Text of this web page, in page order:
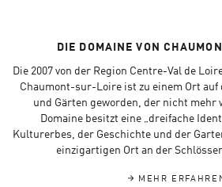
DIE DOMAINE VON
Die 2007 von der Region Centre-Val de
Chaumont-sur-Loire ist zu einem Ort auf
und Gärten geworden, der nicht mehr
Domaine besitzt eine „dreifache
Kulturerbes, der Geschichte und der
einzigartigen Ort an der
MEHR